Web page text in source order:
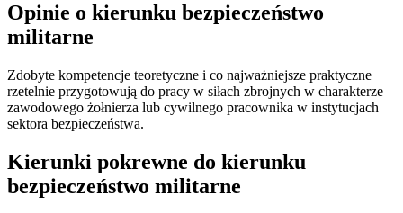
Opinie o kierunku bezpieczeństwo
militarne
Zdobyte kompetencje teoretyczne i co najważniejsze praktyczne
rzetelnie przygotowują do pracy w siłach zbrojnych w charakterze
zawodowego żołnierza lub cywilnego pracownika w instytucjach
sektora bezpieczeństwa.
Kierunki pokrewne do kierunku
bezpieczeństwo militarne